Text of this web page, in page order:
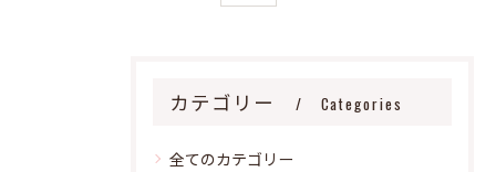
カテゴリー Categories
全てのカテゴリー